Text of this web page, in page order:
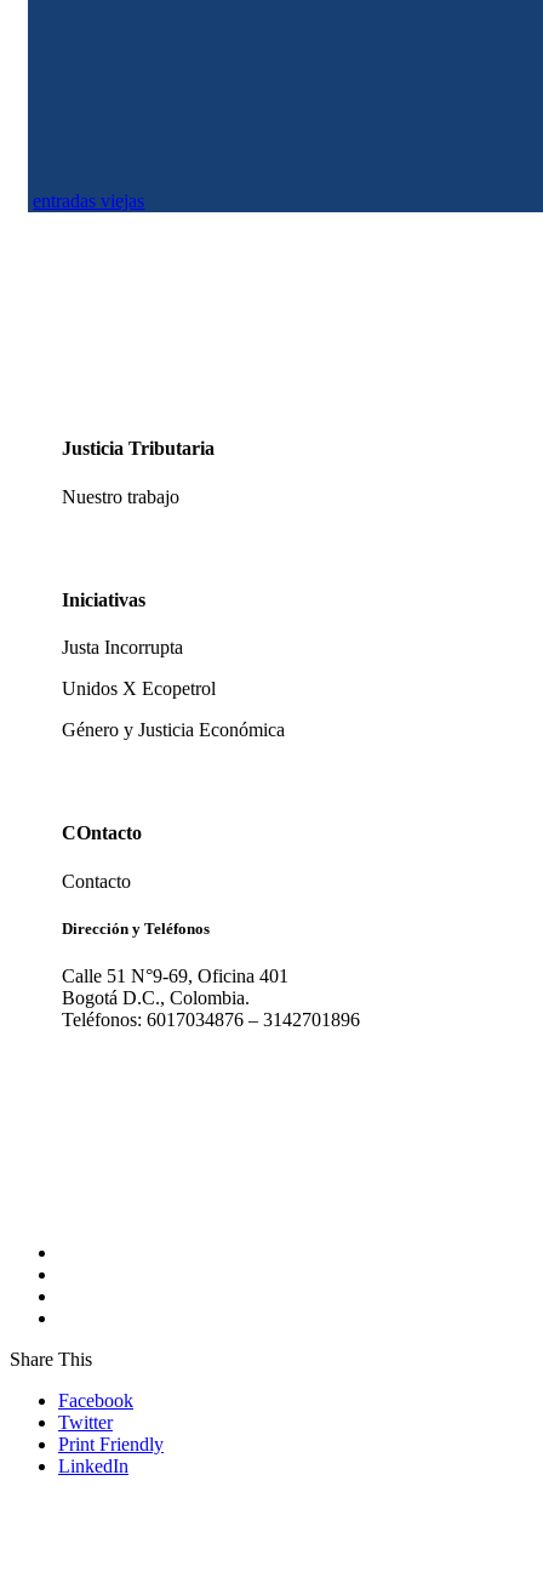
entradas viejas
Justicia Tributaria
Nuestro trabajo
Iniciativas
Justa Incorrupta
Unidos X Ecopetrol
Género y Justicia Económica
COntacto
Contacto
Dirección y Teléfonos
Calle 51 N°9-69, Oficina 401
Bogotá D.C., Colombia.
Teléfonos: 6017034876 – 3142701896
Share This
Facebook
Twitter
Print Friendly
LinkedIn